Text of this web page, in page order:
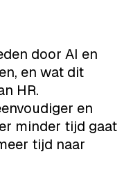
door AI en
en wat dit
HR.
en
minder tijd gaat
tijd naar